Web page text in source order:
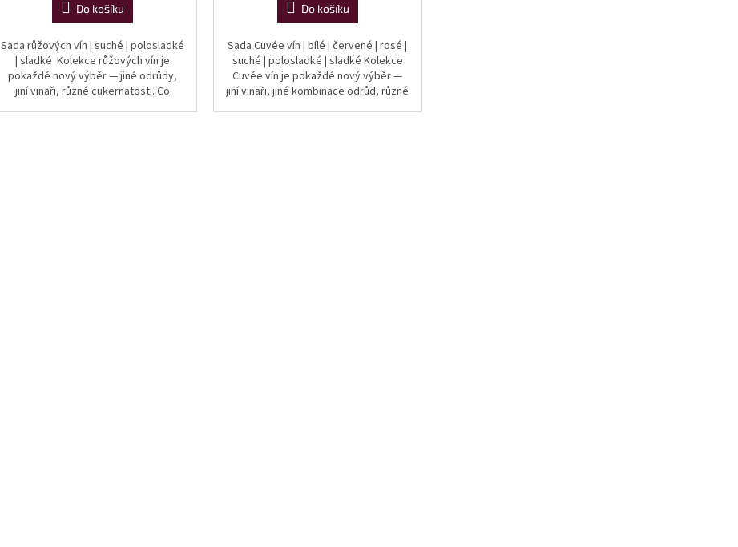
Do košíku
Sada růžových vín | suché | polosladké
| sladké Kolekce růžových vín je
pokaždé nový výběr — jiné odrůdy,
jiní vinaři, různé cukernatosti. Co
Do košíku
Sada Cuvée vín | bílé | červené | rosé |
suché | polosladké | sladké Kolekce
Cuvée vín je pokaždé nový výběr —
jiní vinaři, jiné kombinace odrůd, různé